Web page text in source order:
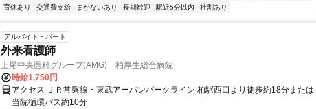
育休あり
交通費支給 まかないあり 長期歓迎 駅近5分以内 社割あり
アルバイト・パート
外来看護師
上尾中央医科グループ(AMG) 柏厚生総合病院
時給1,750円
アクセス ＪＲ常磐線・東武アーバンパークライン 柏駅西口より徒歩約18分または
当院循環バス約10分